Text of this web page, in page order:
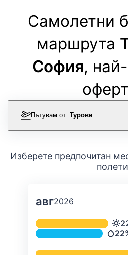
Самолетни
маршрута
София,
Пътувам от: Турове
Изберете предпочитан
полети
авг2026
Средна месечна